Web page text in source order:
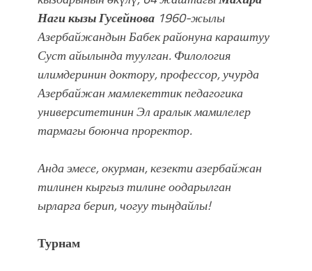
Наги кызы Гусейнова 1960-жылы
Азербайжандын Бабек районуна караштуу
Суст айылында туулган. Филология
илимдеринин доктору, профессор, учурда
Азербайжан мамлекеттик педагогика
университетинин Эл аралык мамилелер
тармагы боюнча проректор.
Анда эмесе, окурман, кезекти азербайжан
тилинен кыргыз тилине оодарылган
ырларга берип, чогуу тыңдайлы!
Турнам